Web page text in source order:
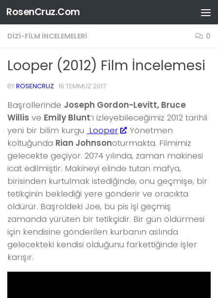
Skip to content
RosenCruz.Com
DIZI-FILM İNCELEMELERI 0
Looper (2012) Film İncelemesi
BYROSENCRUZ · 16 TEMMUZ 2017
Başrollerinde Joseph Gordon-Levitt, Bruce
Willis ve Emily Blunt‘ı izleyebileceğimiz 2012 tarihli
yeni bir bilim kurgu Looper
. Yönetmen
koltuğunda Rian Johnsonoturmakta. Filmimiz
gelecekte geçiyor. 2074 yılında, zaman makinesi
icat edilmiştir. Makineyi elinde tutan mafya,
birisinden kurtulmak istediğinde, onu geçmişe, bir
tetikçinin beklediği yere gönderir ve oracıkta
öldürür. Başroldeki Joe, bu pis işi geçmiş
zamanda yürüten bir tetikçidir. Bir gün öldürmesi
için kendisine gönderilen kurbanın aslında
gelecekteki kendisi olduğunu farkettiğinde işler
karışır.